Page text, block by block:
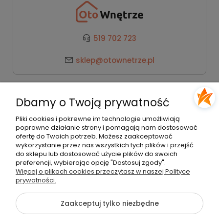
519 702 723
sklep@otownetrze.pl
Pomoc
Moje konto
Płatności i dostawa
Dbamy o Twoją prywatność
Pliki cookies i pokrewne im technologie umożliwiają
poprawne działanie strony i pomagają nam dostosować
ofertę do Twoich potrzeb. Możesz zaakceptować
wykorzystanie przez nas wszystkich tych plików i przejść
do sklepu lub dostosować użycie plików do swoich
preferencji, wybierając opcję "Dostosuj zgody".
Więcej o plikach cookies przeczytasz w naszej Polityce
prywatności.
Zaakceptuj tylko niezbędne